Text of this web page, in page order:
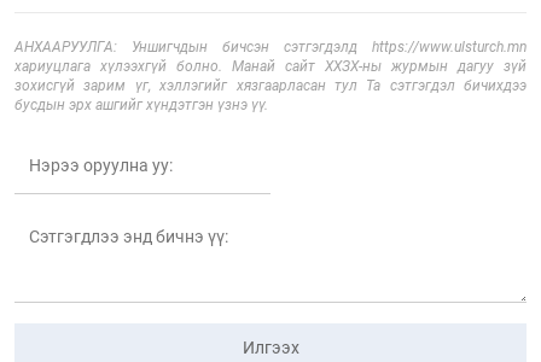
АНХААРУУЛГА: Уншигчдын бичсэн сэтгэгдэлд https://www.ulsturch.mn
хариуцлага хүлээхгүй болно. Манай сайт ХХЗХ-ны журмын дагуу зүй
зохисгүй зарим үг, хэллэгийг хязгаарласан тул Та сэтгэгдэл бичихдээ
бусдын эрх ашгийг хүндэтгэн үзнэ үү.
Илгээх